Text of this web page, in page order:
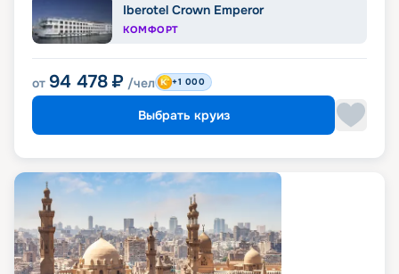
Iberotel Crown Emperor
КОМФОРТ
от 94 478 ₽ /чел +1 000
Выбрать круиз